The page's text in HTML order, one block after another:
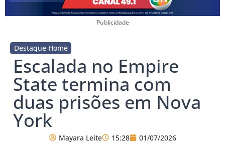
Publicidade
Destaque Home
Escalada no Empire
State termina com
duas prisões em Nova
York
Mayara Leite 15:28 01/07/2026